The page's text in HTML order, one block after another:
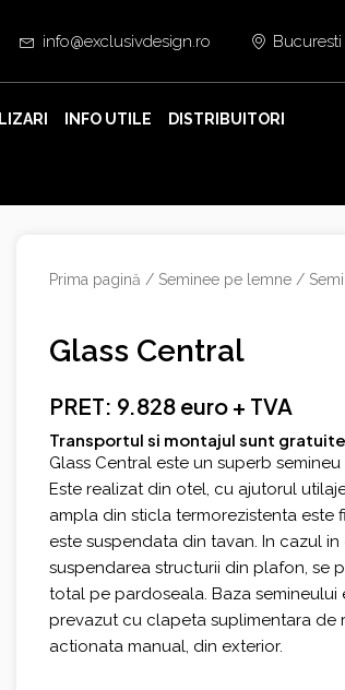
info@exclusivdesign.ro Bucuresti
INFO UTILE DISTRIBUITORI
Prima pagină / Seminee pe lemne /
Glass Central
PRET: 9.828 euro + TVA
Transportul si montajul sunt
Glass Central este un superb
Este realizat din otel, cu ajutorul
ampla din sticla termorezistenta este
este suspendata din tavan. In cazul
suspendarea structurii din plafon, se
total pe pardoseala. Baza
prevazut cu clapeta suplimentara de
actionata manual, din exterior.